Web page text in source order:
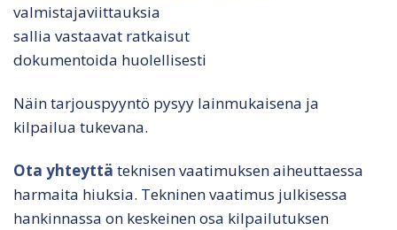
valmistajaviittauksia
sallia vastaavat ratkaisut
dokumentoida huolellisesti
Näin tarjouspyyntö pysyy lainmukaisena ja
kilpailua tukevana.
Ota yhteyttä teknisen vaatimuksen aiheuttaessa
harmaita hiuksia. Tekninen vaatimus julkisessa
hankinnassa on keskeinen osa kilpailutuksen